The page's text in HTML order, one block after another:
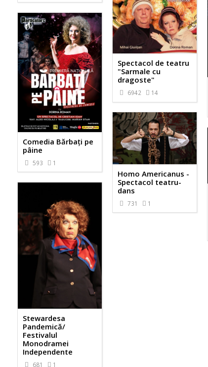
Spectacol de teatru
"Sarmale cu
dragoste"
6942 14
Comedia Bărbaţi pe
pâine
593 1
Homo Americanus -
Spectacol teatru-
dans
731 1
Stewardesa
Pandemică/
Festivalul
Monodramei
Independente
681 1